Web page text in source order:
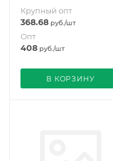
Крупный опт
368.68 руб./шт
Опт
408 руб./шт
В КОРЗИНУ